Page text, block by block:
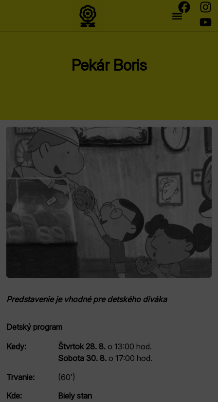
Pekár Boris
Predstavenie je vhodné pre detského diváka
Detský program
Kedy:
Štvrtok 28. 8.o 13:00 hod.
Sobota 30. 8.o 17:00 hod.
Trvanie:
(60′)
Kde:
Biely stan